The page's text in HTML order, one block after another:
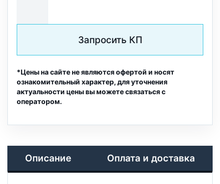
Запросить КП
*Цены на сайте не являются офертой и носят
ознакомительный характер, для уточнения
актуальности цены вы можете связаться с
оператором.
Описание Оплата и доставка